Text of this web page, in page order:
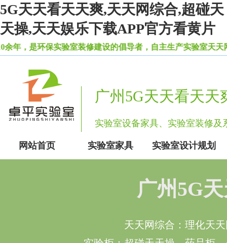
5G天天看天天爽,天天网综合,超碰天
天操,天天娱乐下载APP官方看黄片
环保实验室装修建设的倡导者，自主生产实验室天天网综
广州5G天天看天
实验室设备家具、实验室装修
网站首页 实验室家具 实验室设计规划
广州5G
天天网综合：理化天天网